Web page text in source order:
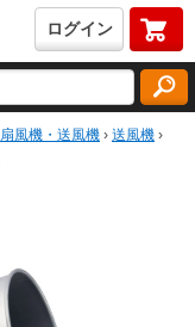
ログイン
扇風機・送風機 › 送風機 ›